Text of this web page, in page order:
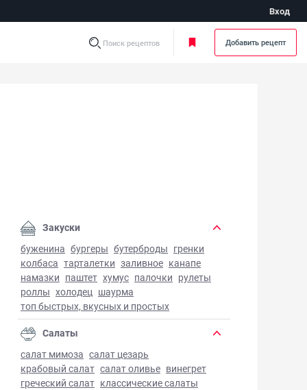
Вход
Поиск рецептов Добавить рецепт
салат с мятой - фото готового блюда
Закуски
буженина бургеры бутерброды гренки
колбаса тарталетки заливное канапе
намазки паштет хумус палочки рулеты
роллы холодец шаурма
топ быстрых, вкусных и простых
Салаты
салат мимоза салат цезарь
крабовый салат салат оливье винегрет
греческий салат классические салаты